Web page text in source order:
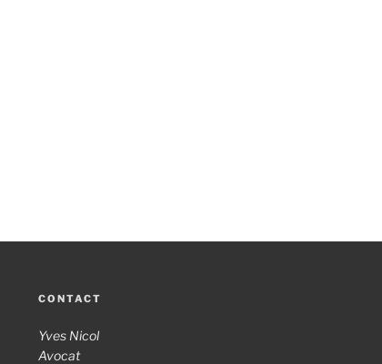
CONTACT
Yves Nicol
Avocat